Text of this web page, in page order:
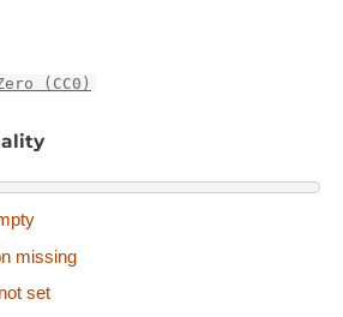
(CC0)
missing
set